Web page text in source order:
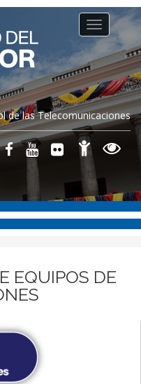
de las Telecomunicaciones
Toggle
navigation
EQUIPOS DE